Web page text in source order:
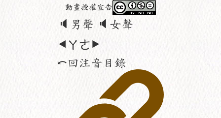
動畫授權宣告
🔈男聲 🔈女聲
⯇ㄚ ㄜ⯈
⤺回注音目錄